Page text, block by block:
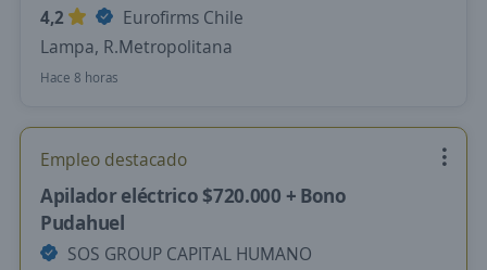
4,2
Eurofirms Chile
Lampa, R.Metropolitana
Hace 8 horas
Empleo destacado
Apilador eléctrico $720.000 + Bono
Pudahuel
SOS GROUP CAPITAL HUMANO